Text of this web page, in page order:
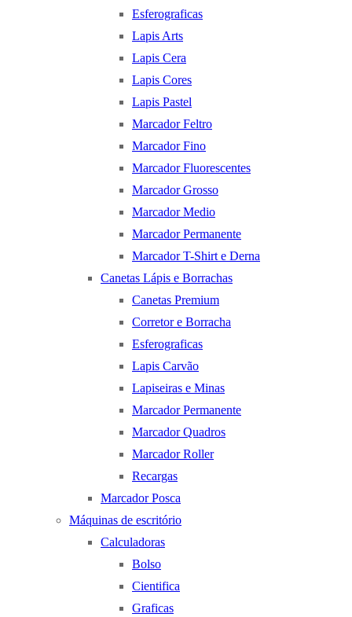
Esferograficas
Lapis Arts
Lapis Cera
Lapis Cores
Lapis Pastel
Marcador Feltro
Marcador Fino
Marcador Fluorescentes
Marcador Grosso
Marcador Medio
Marcador Permanente
Marcador T-Shirt e Derna
Canetas Lápis e Borrachas
Canetas Premium
Corretor e Borracha
Esferograficas
Lapis Carvão
Lapiseiras e Minas
Marcador Permanente
Marcador Quadros
Marcador Roller
Recargas
Marcador Posca
Máquinas de escritório
Calculadoras
Bolso
Cientifica
Graficas